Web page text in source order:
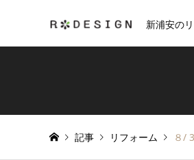
新浦安の
記事 リフォーム ８/